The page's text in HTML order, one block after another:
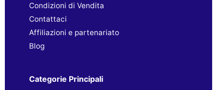
Condizioni di Vendita
Contattaci
Affiliazioni e partenariato
Blog
Categorie Principali